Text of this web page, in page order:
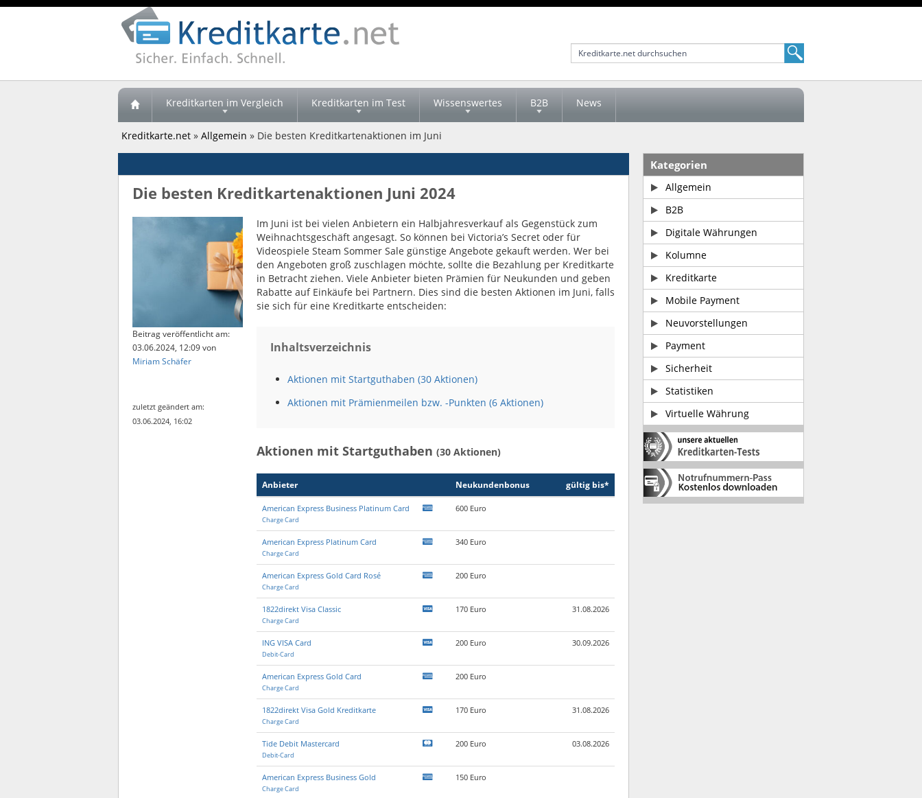
Kreditkarten im Vergleich Kreditkarten im Test Wissenswertes B2B News
Kreditkarte.net » Allgemein » Die besten Kreditkartenaktionen im Juni
Die besten Kreditkartenaktionen Juni 2024
Beitrag veröffentlicht am:
03.06.2024, 12:09von
Miriam Schäfer
zuletzt geändert am:
03.06.2024, 16:02
Im Juni ist bei vielen Anbietern ein Halbjahresverkauf als Gegenstück zum
Weihnachtsgeschäft angesagt. So können bei Victoria’s Secret oder für
Videospiele Steam Sommer Sale günstige Angebote gekauft werden. Wer bei
den Angeboten groß zuschlagen möchte, sollte die Bezahlung per Kreditkarte
in Betracht ziehen. Viele Anbieter bieten Prämien für Neukunden und geben
Rabatte auf Einkäufe bei Partnern. Dies sind die besten Aktionen im Juni, falls
sie sich für eine Kreditkarte entscheiden:
Inhaltsverzeichnis
Aktionen mit Startguthaben (30 Aktionen)
Aktionen mit Prämienmeilen bzw. -Punkten (6 Aktionen)
Aktionen mit Startguthaben (30 Aktionen)
Anbieter Neukunden­bonus gültig bis*
American Express Business Platinum Card
Charge Card
600 Euro
American Express Platinum Card
Charge Card
340 Euro
American Express Gold Card Rosé
Charge Card
200 Euro
1822direkt Visa Classic
Charge Card
170 Euro 31.08.2026
ING VISA Card
Debit-Card
200 Euro 30.09.2026
American Express Gold Card
Charge Card
200 Euro
1822direkt Visa Gold Kreditkarte
Charge Card
170 Euro 31.08.2026
Tide Debit Mastercard
Debit-Card
200 Euro 03.08.2026
American Express Business Gold
Charge Card
150 Euro
Kategorien
Allgemein
B2B
Digitale Währungen
Kolumne
Kreditkarte
Mobile Payment
Neuvorstellungen
Payment
Sicherheit
Statistiken
Virtuelle Währung